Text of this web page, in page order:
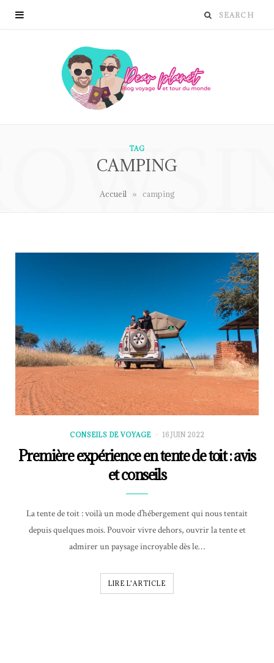
TAG
CAMPING
Accueil » camping
CONSEILS DE VOYAGE 16 JUIN 2022
Première expérience en tente de toit : avis
et conseils
La tente de toit : voilà un mode d’hébergement qui nous tentait
depuis quelques mois. Pouvoir vivre dehors, ouvrir la tente et
admirer un paysage incroyable dès le…
LIRE L'ARTICLE